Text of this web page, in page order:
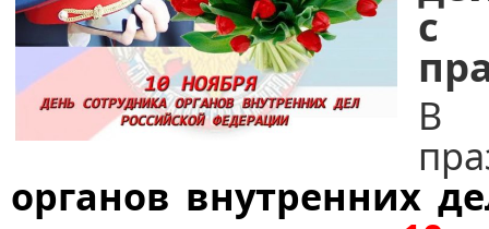
с
В
органов внутренних